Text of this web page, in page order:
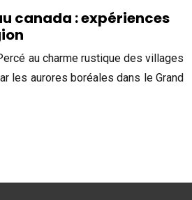
canada : expériences
au charme rustique des villages
les aurores boréales dans le Grand